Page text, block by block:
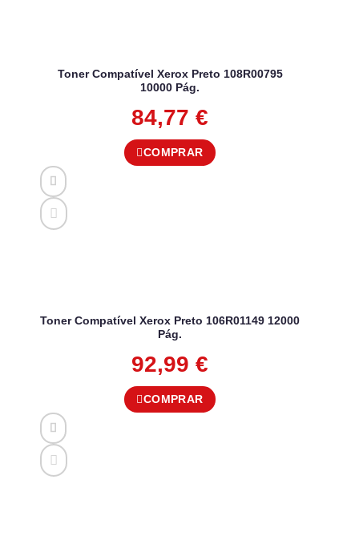
Toner Compatível Xerox Preto 108R00795
10000 Pág.
84,77 €
COMPRAR
Toner Compatível Xerox Preto 106R01149 12000
Pág.
92,99 €
COMPRAR